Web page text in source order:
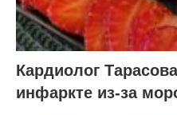
Кардиолог
инфаркте из-за